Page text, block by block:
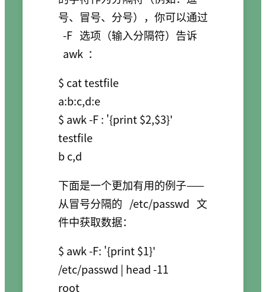
号、冒号、分号），你可以通过
-F 选项（输入分隔符）告诉
awk ：
$ cat testfile
a:b:c,d:e
$ awk -F : '{print $2,$3}'
testfile
b c,d
下面是一个更加有用的例子——
从冒号分隔的 /etc/passwd 文
件中获取数据：
$ awk -F: '{print $1}'
/etc/passwd | head -11
root